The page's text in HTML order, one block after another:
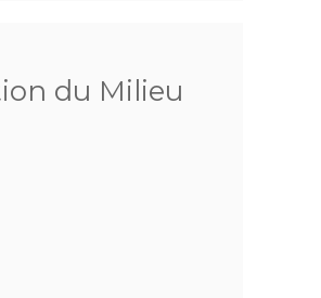
du Milieu